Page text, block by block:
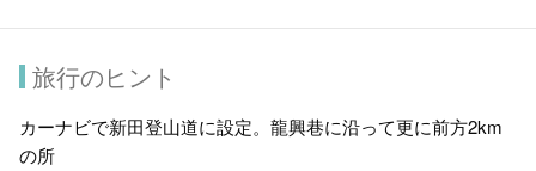
旅行のヒント
カーナビで新田登山道に設定。龍興巷に沿って更に前方2km
の所